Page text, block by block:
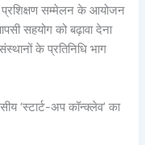
प्रशिक्षण सम्मेलन के आयोजन
सहयोग को बढ़ावा देना
के प्रतिनिधि भाग
‘स्टार्ट-अप कॉन्क्लेव’ का